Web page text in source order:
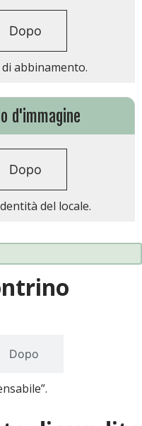
Dopo
abbinamento.
d'immagine
Dopo
del locale.
Dopo